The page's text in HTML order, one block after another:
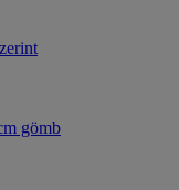
gömb